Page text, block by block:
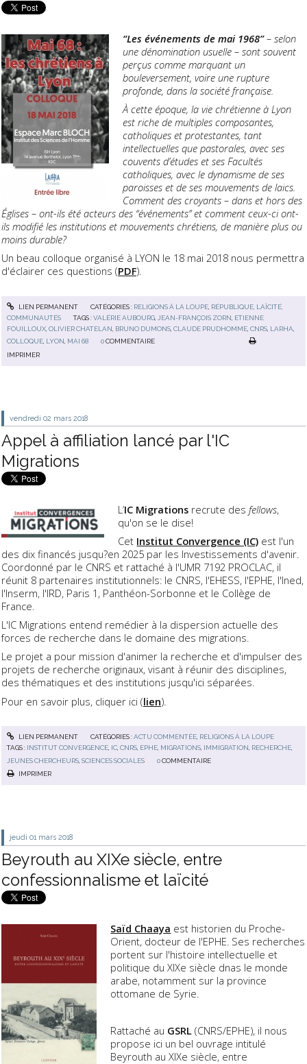
“Les événements de mai 1968”– selon
une dénomination usuelle – sont souvent
perçus comme marquant un
bouleversement, voire une rupture
profonde, dans la société française.
À cette époque, la vie chrétienne à Lyon
est riche de multiples composantes,
catholiques et protestantes, tant
intellectuelles que pastorales, avec ses
couvents d’études et ses Facultés
catholiques, avec le dynamisme de ses
paroisses et de ses mouvements de laics.
Comment des croyants – dans et hors des
Églises – ont-ils été acteurs des “événements” et comment ceux-ci ont-
ils modifié les institutions et mouvements chrétiens, de manière plus ou
moins durable?
Un beau colloque organisé à LYON le 18 mai 2018 nous permettra
d'éclairer ces questions (PDF).
LIEN PERMANENT CATÉGORIES : RELIGIONS À LA LOUPE, RÉPUBLIQUE, LAÏCITÉ,
COMMUNAUTÉS
TAGS :VALÉRIE AUBOURG JEAN-FRANÇOIS ZORN ETIENNE
FOUILLOUX ,OLIVIER CHATELAN BRUNO DUMONS ,CLAUDE PRUDHOMME ,CNRS LARHA
COLLOQUE, LYON, MAI 68 0 COMMENTAIRE
IMPRIMER
vendredi 02 mars 2018
Appel à affiliation lancé par l'IC
Migrations
L’IC Migrations recrute desfellows,
qu'on se le dise!
Cet Institut Convergence (IC) est l'un
des dix financés jusqu?en 2025 par les Investissements d'avenir.
Coordonné par le CNRS et rattaché à l'UMR 7192 PROCLAC, il
réunit 8 partenaires institutionnels: le CNRS, l'EHESS, l'EPHE, l'Ined,
l'Inserm, l'IRD, Paris 1, Panthéon-Sorbonne et le Collège de
France.
L'IC Migrations entend remédier à la dispersion actuelle des
forces de recherche dans le domaine des migrations.
Le projet a pour mission d'animer la recherche et d'impulser des
projets de recherche originaux, visant à réunir des disciplines,
des thématiques et des institutions jusqu'ici séparées.
Pour en savoir plus, cliquer ici (lien).
LIEN PERMANENT CATÉGORIES :ACTU COMMENTÉE, RELIGIONS À LA LOUPE
TAGS : INSTITUT CONVERGENCE IC ,CNRS EPHE MIGRATIONS IMMIGRATION RECHERCHE
JEUNES CHERCHEURS ,SCIENCES SOCIALES 0 COMMENTAIRE
IMPRIMER
jeudi 01 mars 2018
Beyrouth au XIXe siècle, entre
confessionnalisme et laïcité
Saïd Chaaya est historien du Proche-
Orient, docteur de l'EPHE. Ses recherches
portent sur l'histoire intellectuelle et
politique du XIXe siècle dnas le monde
arabe, notamment sur la province
ottomane de Syrie.
Rattaché au GSRL (CNRS/EPHE), il nous
propose ici un bel ouvrage intitulé
Beyrouth au XIXe siècle, entre